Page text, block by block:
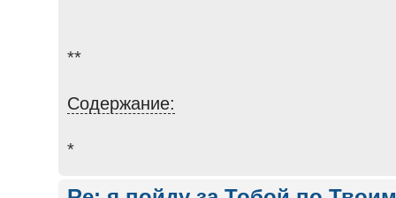
**
Содержание:
*